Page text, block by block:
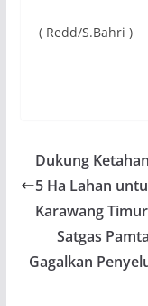
( Redd/S.Bahri )
Dukung
5 Ha Lahan
Karawang Timur
Satgas
Gagalkan